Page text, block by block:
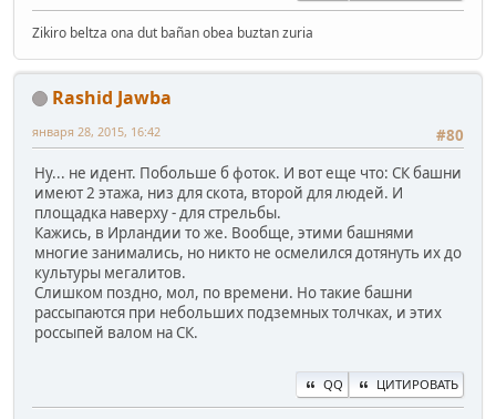
Zikiro beltza ona dut bañan obea buztan zuria
Rashid Jawba
#80
января 28, 2015, 16:42
Ну... не идент. Побольше б фоток. И вот еще что: СК башни
имеют 2 этажа, низ для скота, второй для людей. И
площадка наверху - для стрельбы.
Кажись, в Ирландии то же. Вообще, этими башнями
многие занимались, но никто не осмелился дотянуть их до
культуры мегалитов.
Слишком поздно, мол, по времени. Но такие башни
рассыпаются при небольших подземных толчках, и этих
россыпей валом на СК.
QQ ЦИТИРОВАТЬ